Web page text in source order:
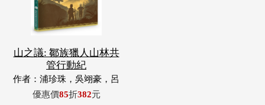
山之議: 鄒族獵人山林共
管行動紀
作者：浦珍珠，吳翊豪，呂
翊齊，張惠東，許玉青，王
優惠價85折382元